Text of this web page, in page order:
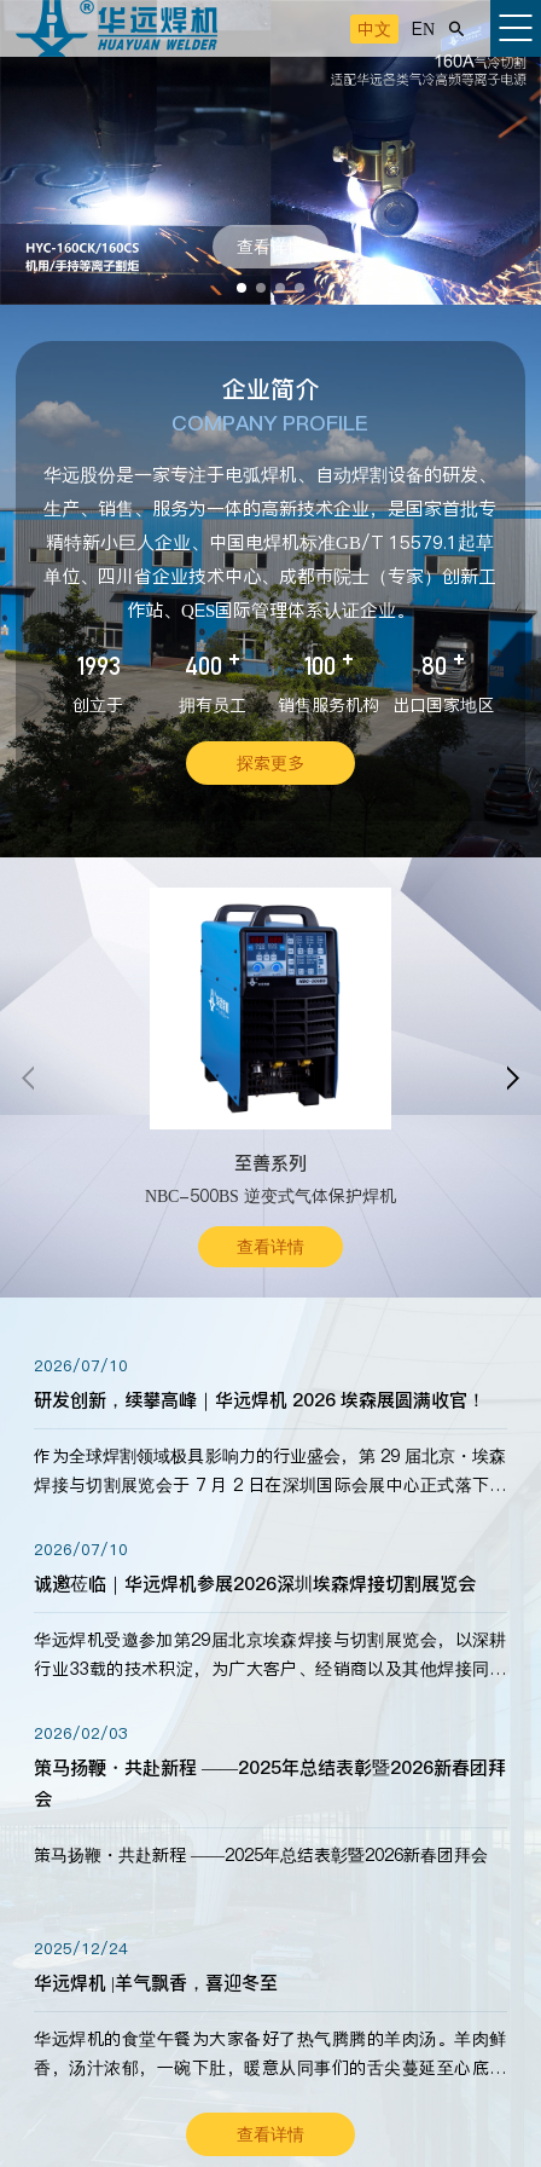
中文 EN 
查看详情
企业简介
COMPANY PROFILE
华远股份是一家专注于电弧焊机、自动焊割设备的研发、
生产、销售、服务为一体的高新技术企业，是国家首批专
精特新小巨人企业、中国电焊机标准GB/T 15579.1起草
单位、四川省企业技术中心、成都市院士（专家）创新工
作站、QES国际管理体系认证企业。
1993
创立于
400 +
拥有员工
100 +
销售服务机构
80 +
出口国家地区
探索更多
至善系列
NBC-500BS 逆变式气体保护焊机
查看详情
 
2026/07/10
研发创新，续攀高峰｜华远焊机 2026 埃森展圆满收官！
作为全球焊割领域极具影响力的行业盛会，第 29 届北京・埃森
焊接与切割展览会于 7 月 2 日在深圳国际会展中心正式落下帷
标准，持之以恒研发新产品、新技术。新老客户、行业伙伴、
海内外客户为目睹公司发布的新产…
2026/07/10
诚邀莅临｜华远焊机参展2026深圳埃森焊接切割展览会
华远焊机受邀参加第29届北京埃森焊接与切割展览会，以深耕
行业33载的技术积淀，为广大客户、经销商以及其他焊接同仁
2026/02/03
策马扬鞭・共赴新程 ——2025年总结表彰暨2026新春团拜
会
策马扬鞭・共赴新程 ——2025年总结表彰暨2026新春团拜会
2025/12/24
华远焊机 |羊气飘香，喜迎冬至
华远焊机的食堂午餐为大家备好了热气腾腾的羊肉汤。羊肉鲜
香，汤汁浓郁，一碗下肚，暖意从同事们的舌尖蔓延至心底。
查看详情